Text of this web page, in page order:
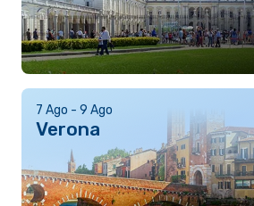
7 Ago - 9 Ago
Verona